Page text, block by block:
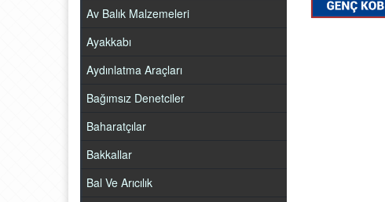
Av Balık Malzemeleri
Ayakkabı
Aydınlatma Araçları
Bağımsız Denetciler
Baharatçılar
Bakkallar
Bal Ve Arıcılık